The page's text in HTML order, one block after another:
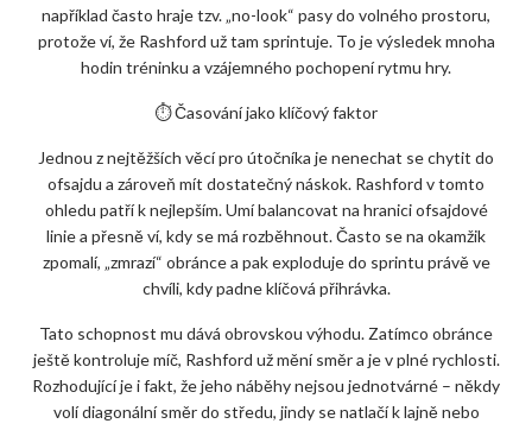
například často hraje tzv. „no-look“ pasy do volného prostoru,
protože ví, že Rashford už tam sprintuje. To je výsledek mnoha
hodin tréninku a vzájemného pochopení rytmu hry.
⏱️ Časování jako klíčový faktor
Jednou z nejtěžších věcí pro útočníka je nenechat se chytit do
ofsajdu a zároveň mít dostatečný náskok. Rashford v tomto
ohledu patří k nejlepším. Umí balancovat na hranici ofsajdové
linie a přesně ví, kdy se má rozběhnout. Často se na okamžik
zpomalí, „zmrazí“ obránce a pak exploduje do sprintu právě ve
chvíli, kdy padne klíčová přihrávka.
Tato schopnost mu dává obrovskou výhodu. Zatímco obránce
ještě kontroluje míč, Rashford už mění směr a je v plné rychlosti.
Rozhodující je i fakt, že jeho náběhy nejsou jednotvárné – někdy
volí diagonální směr do středu, jindy se natlačí k lajně nebo